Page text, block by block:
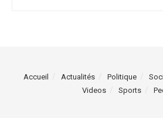
Accueil Actualités Politique
Videos
Sports